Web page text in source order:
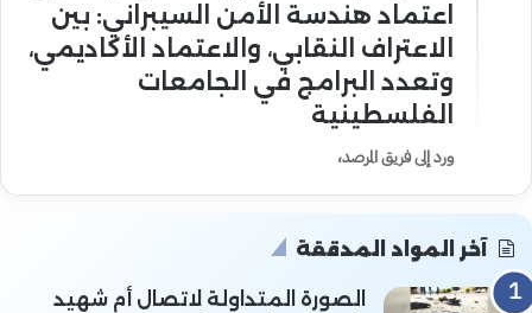
اعتماد هندسة الأمن السيبراني: بين
الاعتراف النقابي، والاعتماد الأكاديمي،
وتعدد البرامج في الجامعات
الفلسطينية
ورد إلى فريق المرصد،
آخر المواد المدققة
الصورة المتداولة لاتصال أم شهيد